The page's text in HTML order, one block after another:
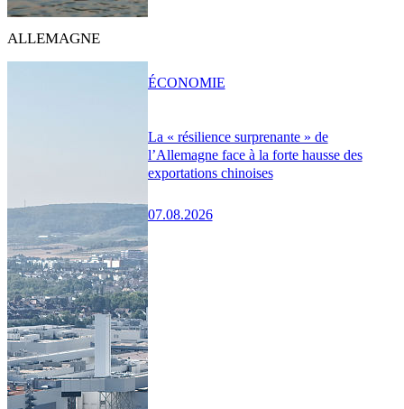
ALLEMAGNE
La « résilience surprenante » de
l’Allemagne face à la forte hausse des
exportations chinoises
07.08.2026
ÉCONOMIE